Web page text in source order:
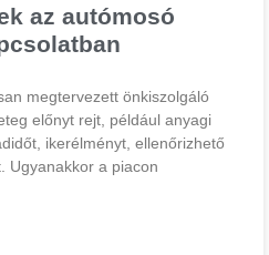
az autómosó
megtervezett önkiszolgáló
előnyt rejt, például anyagi
ikerélményt, ellenőrizhető
Ugyanakkor a piacon